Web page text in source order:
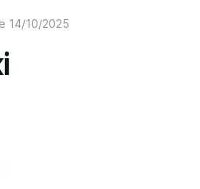
14/10/2025